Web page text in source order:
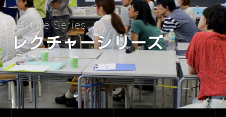
Lecture Series
レクチャーシリーズ